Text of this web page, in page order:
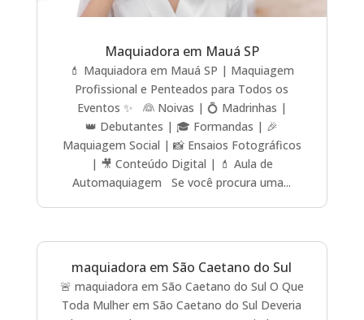
Maquiadora em Mauá SP
💄 Maquiadora em Mauá SP | Maquiagem
Profissional e Penteados para Todos os
Eventos ✨ 👰 Noivas | 💍 Madrinhas |
👑 Debutantes | 🎓 Formandas | 🎉
Maquiagem Social | 📸 Ensaios Fotográficos
| 🎥 Conteúdo Digital | 💄 Aula de
Automaquiagem Se você procura uma...
maquiadora em São Caetano do Sul
🚨 maquiadora em São Caetano do Sul O Que
Toda Mulher em São Caetano do Sul Deveria